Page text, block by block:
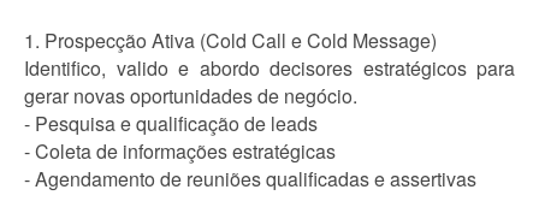
1. Prospecção Ativa (Cold Call e Cold Message)
Identifico, valido e abordo decisores estratégicos para
gerar novas oportunidades de negócio.
- Pesquisa e qualificação de leads
- Coleta de informações estratégicas
- Agendamento de reuniões qualificadas e assertivas